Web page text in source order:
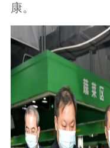
康。